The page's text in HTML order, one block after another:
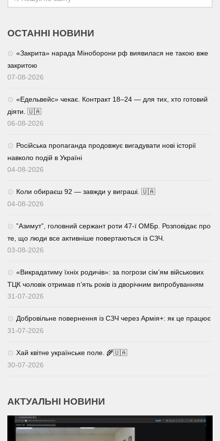
ОСТАННІ НОВИНИ
«Закрита» нарада Міноборони рф виявилася не такою вже
закритою
07-08-2026
«Едельвейс» чекає. Контракт 18–24 — для тих, хто готовий
діяти. 🇺🇦
06-08-2026
Російська пропаганда продовжує вигадувати нові історії
навколо подій в Україні
04-08-2026
Коли обираєш 92 — завжди у виграші. 🇺🇦
04-08-2026
⁨”Азимут”, головний сержант роти 47-ї ОМБр. Розповідає про
те, що люди все активніше повертаються із СЗЧ.
03-08-2026
«Викрадатиму їхніх родичів»: за погрози сім’ям військових
ТЦК чоловік отримав п’ять років із дворічним випробуванням
31-07-2026
Добровільне повернення із СЗЧ через Армія+: як це працює
31-07-2026
Хай квітне українське поле. 🌾🇺🇦
30-07-2026
АКТУАЛЬНІ НОВИНИ